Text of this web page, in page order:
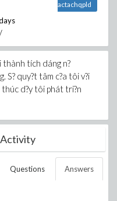
actachqpld
thành tích dáng n?
S? quy?t tâm c?a tôi v?i
thúc d?y tôi phát tri?n
Questions Answers